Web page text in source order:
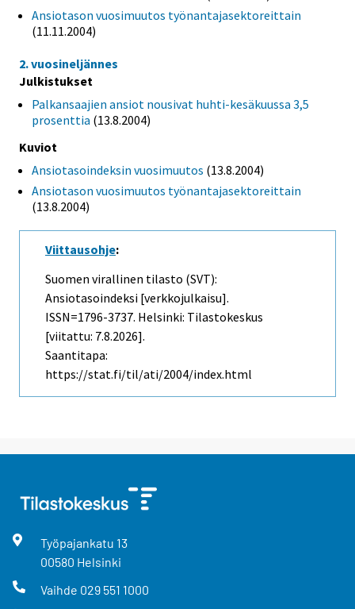
Ansiotason vuosimuutos työnantajasektoreittain
(11.11.2004)
2. vuosineljännes
Julkistukset
Palkansaajien ansiot nousivat huhti-kesäkuussa 3,5
prosenttia (13.8.2004)
Kuviot
Ansiotasoindeksin vuosimuutos (13.8.2004)
Ansiotason vuosimuutos työnantajasektoreittain
(13.8.2004)
Viittausohje:
Suomen virallinen tilasto (SVT):
Ansiotasoindeksi [verkkojulkaisu].
ISSN=1796-3737. Helsinki: Tilastokeskus
[viitattu: 7.8.2026].
Saantitapa:
https://stat.fi/til/ati/2004/index.html
Työpajankatu 13
00580 Helsinki
Vaihde 029 551 1000